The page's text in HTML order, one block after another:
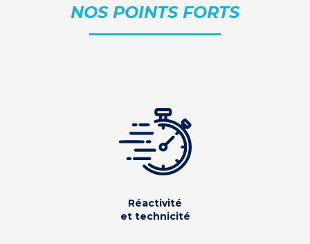
NOS POINTS FORTS
Réactivité
et technicité